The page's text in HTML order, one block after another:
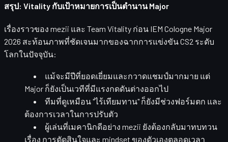
สรุป: Vitality กับเป้าหมายการเป็นตำนาน Major
เรื่องราวของ mezii และ Team Vitality ก่อน IEM Cologne Major
2026 สะท้อนภาพที่ชัดเจนมากของฉากการแข่งขัน CS2 ระดับ
โลกในปัจจุบัน:
แม้จะมีปีที่ยอดเยี่ยมและกวาดแชมป์มากมาย แต่
Major ก็ยังเป็นเวทีที่มีแรงกดดันต่างออกไป
ทีมที่ดูเหมือน "ไร้เทียมทาน" ก็ยังมีช่วงฟอร์มตก และ
ต้องการเวลาในการปรับตัว
ผู้เล่นที่เมคานิกดีอย่าง mezii ยังต้องกลับมาทบทวน
เรื่อง การตัดสินใจและ mindset ของตัวเองตลอดเวลา